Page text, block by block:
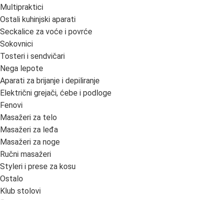
Multipraktici
Ostali kuhinjski aparati
Seckalice za voće i povrće
Sokovnici
Tosteri i sendvičari
Nega lepote
Aparati za brijanje i depiliranje
Električni grejači, ćebe i podloge
Fenovi
Masažeri za telo
Masažeri za leđa
Masažeri za noge
Ručni masažeri
Styleri i prese za kosu
Ostalo
Klub stolovi